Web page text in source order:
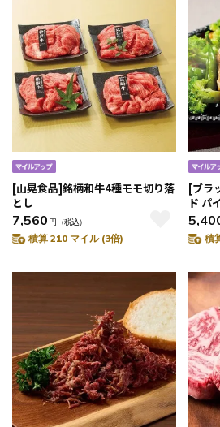
[山晃食品]銘柄和牛4種モモ切り落
とし
7,560 円 （税込）
積算 210 マイル (3倍)
[ブラ
ド パ
積